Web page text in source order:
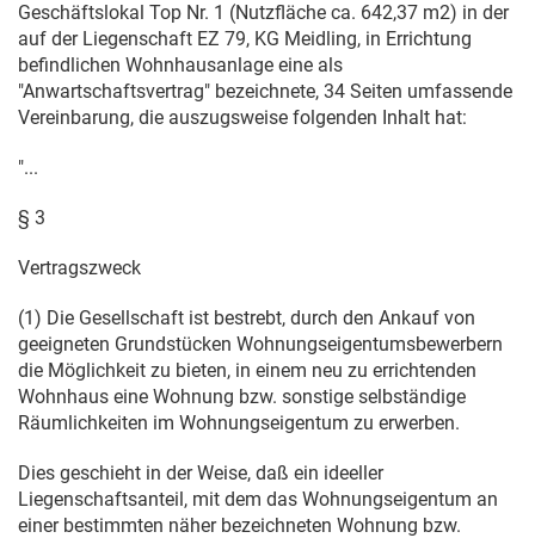
Geschäftslokal Top Nr. 1 (Nutzfläche ca. 642,37 m2) in der
auf der Liegenschaft EZ 79, KG Meidling, in Errichtung
befindlichen Wohnhausanlage eine als
"Anwartschaftsvertrag" bezeichnete, 34 Seiten umfassende
Vereinbarung, die auszugsweise folgenden Inhalt hat:
"...
§ 3
Vertragszweck
(1) Die Gesellschaft ist bestrebt, durch den Ankauf von
geeigneten Grundstücken Wohnungseigentumsbewerbern
die Möglichkeit zu bieten, in einem neu zu errichtenden
Wohnhaus eine Wohnung bzw. sonstige selbständige
Räumlichkeiten im Wohnungseigentum zu erwerben.
Dies geschieht in der Weise, daß ein ideeller
Liegenschaftsanteil, mit dem das Wohnungseigentum an
einer bestimmten näher bezeichneten Wohnung bzw.